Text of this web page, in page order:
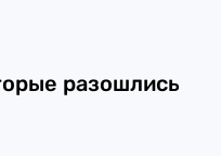
разошлись